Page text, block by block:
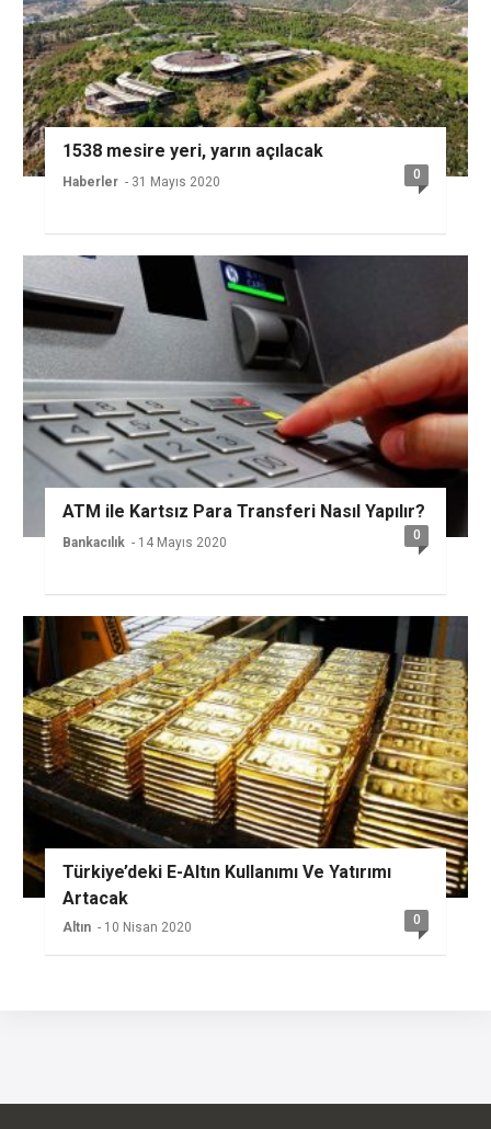
1538 mesire yeri, yarın açılacak
Haberler - 31 Mayıs 2020 0
ATM ile Kartsız Para Transferi Nasıl Yapılır?
Bankacılık - 14 Mayıs 2020 0
Türkiye’deki E-Altın Kullanımı Ve Yatırımı
Artacak
Altın - 10 Nisan 2020 0